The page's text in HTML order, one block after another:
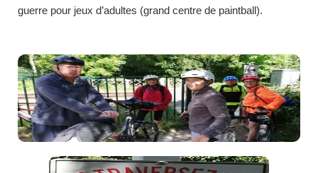
guerre pour jeux d’adultes (grand centre de paintball).